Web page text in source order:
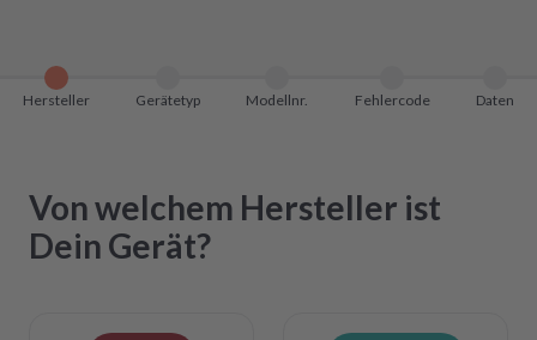
Hersteller Gerätetyp Modellnr. Fehlercode Daten
Von welchem Hersteller ist
Dein Gerät?